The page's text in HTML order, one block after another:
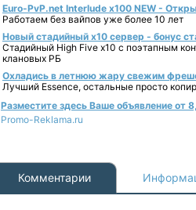
Euro-PvP.net Interlude х100 NEW -
Работаем без вайпов уже более 10 лет
Новый стадийный х10 сервер - бонус
Стадийный High Five x10 с поэтапным
клановых РБ
Охладись в летнюю жару свежим
Лучший Essence, остальные просто
Разместите здесь Ваше объявление от
Promo-Reklama.ru
Комментарии